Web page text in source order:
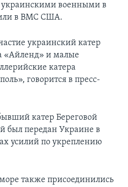
украинскими военными в
в ВМС США.
украинский катер
«Айленд» и малые
катера
говорится в пресс-
катер Береговой
был передан Украине в
усилий по укреплению
также присоединились